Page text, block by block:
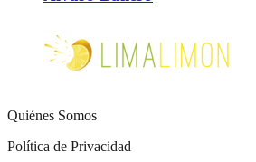
Quiénes Somos
Política de Privacidad